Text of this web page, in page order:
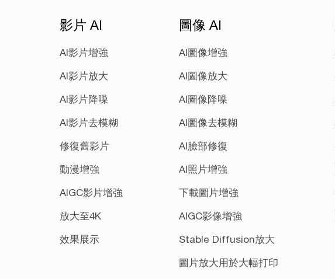
影片 AI
AI影片增強
AI影片放大
AI影片降噪
AI影片去模糊
修復舊影片
動漫增強
AIGC影片增強
放大至4K
效果展示
圖像 AI
AI圖像增強
AI圖像放大
AI圖像降噪
AI圖像去模糊
AI臉部修復
AI照片增強
下載圖片增強
AIGC影像增強
Stable Diffusion放大
圖片放大用於大幅打印